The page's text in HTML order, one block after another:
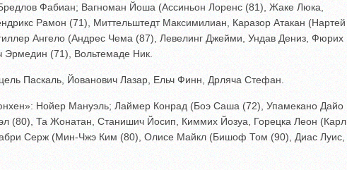
Фабиан; Вагноман Йоша (Ассиньон Лоренс (81), Жаке Люка,
Рамон (71), Миттельштедт Максимилиан, Каразор Атакан (Нартей
Ангело (Андрес Чема (87), Левелинг Джейми, Ундав Дениз, Фюрих
Эрмедин (71), Вольтемаде Ник.
Паскаль, Йованович Лазар, Ельч Финн, Дрляча Стефан.
Нойер Мануэль; Лаймер Конрад (Боэ Саша (72), Упамекано Дайо
(80), Та Жонатан, Станишич Йосип, Киммих Йозуа, Горецка Леон (Карл
Серж (Мин-Чжэ Ким (80), Олисе Майкл (Бишоф Том (90), Диас Луис,